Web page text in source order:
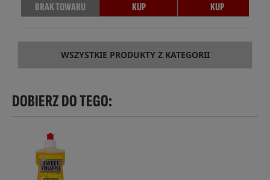
BRAK TOWARU KUP KUP
WSZYSTKIE PRODUKTY Z KATEGORII
DOBIERZ DO TEGO: